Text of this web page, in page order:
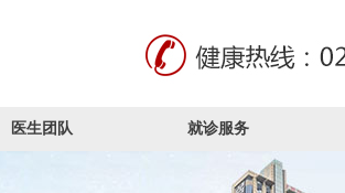
医生团队 就诊服务